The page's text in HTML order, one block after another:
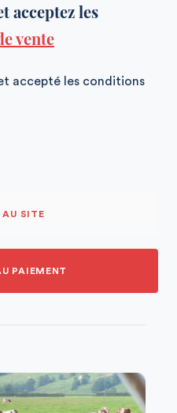
acceptez les
vente
accepté les conditions
AU SITE
PAIEMENT